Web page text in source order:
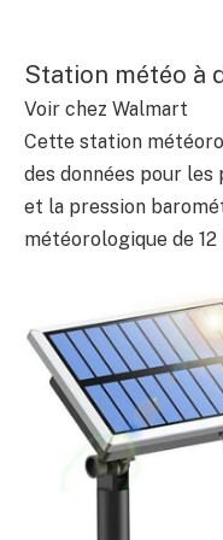
Station météo à
Voir chez Walmart
Cette station
des données pour les
et la pression
météorologique de 12